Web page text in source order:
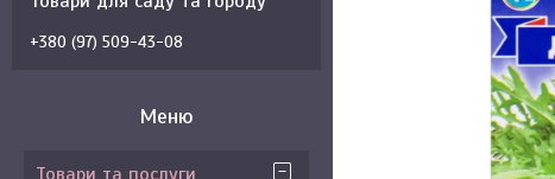
+380 (97) 509-43-08
Товари та послуги